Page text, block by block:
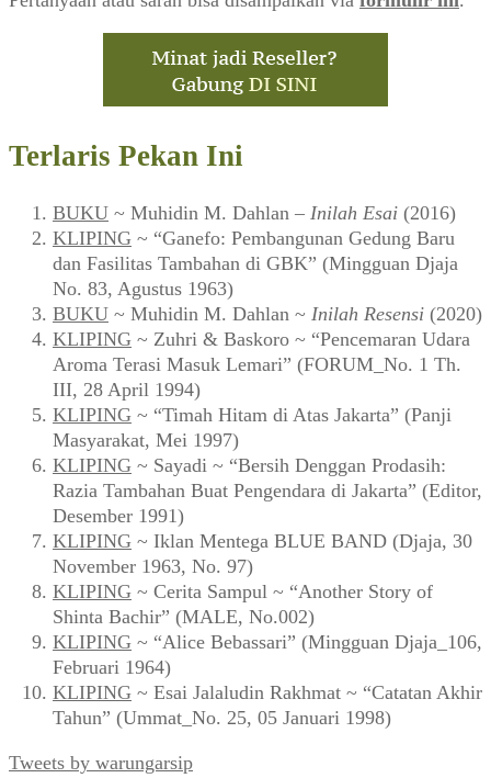
Terlaris Pekan Ini
BUKU ~ Muhidin M. Dahlan – Inilah Esai (2016)
KLIPING ~ “Ganefo: Pembangunan Gedung Baru
dan Fasilitas Tambahan di GBK” (Mingguan Djaja
No. 83, Agustus 1963)
BUKU ~ Muhidin M. Dahlan ~ Inilah Resensi (2020)
KLIPING ~ Zuhri & Baskoro ~ “Pencemaran Udara
Aroma Terasi Masuk Lemari” (FORUM_No. 1 Th.
III, 28 April 1994)
KLIPING ~ “Timah Hitam di Atas Jakarta” (Panji
Masyarakat, Mei 1997)
KLIPING ~ Sayadi ~ “Bersih Denggan Prodasih:
Razia Tambahan Buat Pengendara di Jakarta” (Editor,
Desember 1991)
KLIPING ~ Iklan Mentega BLUE BAND (Djaja, 30
November 1963, No. 97)
KLIPING ~ Cerita Sampul ~ “Another Story of
Shinta Bachir” (MALE, No.002)
KLIPING ~ “Alice Bebassari” (Mingguan Djaja_106,
Februari 1964)
KLIPING ~ Esai Jalaludin Rakhmat ~ “Catatan Akhir
Tahun” (Ummat_No. 25, 05 Januari 1998)
Tweets by warungarsip